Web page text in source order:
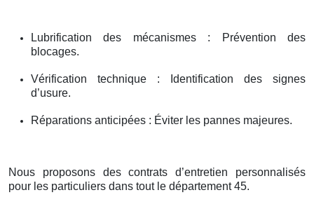
Lubrification des mécanismes : Prévention des
blocages.
Vérification technique : Identification des signes
d’usure.
Réparations anticipées : Éviter les pannes majeures.
Nous proposons des contrats d’entretien personnalisés
pour les particuliers dans tout le département 45.